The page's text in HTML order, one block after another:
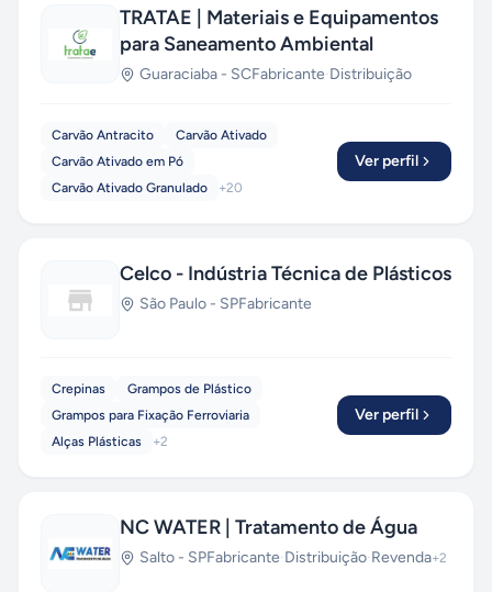
TRATAE | Materiais e Equipamentos
para Saneamento Ambiental
Guaraciaba - SCFabricante·Distribuição
Carvão Antracito
Carvão Ativado
Carvão Ativado em Pó
Carvão Ativado Granulado
+20
Ver perfil
Celco - Indústria Técnica de Plásticos
São Paulo - SPFabricante
Crepinas
Grampos de Plástico
Grampos para Fixação Ferroviaria
Alças Plásticas
+2
Ver perfil
NC WATER | Tratamento de Água
Salto - SPFabricante·Distribuição·Revenda+2